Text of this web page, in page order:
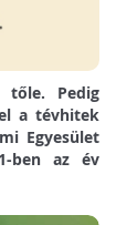
tőle. Pedig
a tévhitek
Egyesület
ben az év